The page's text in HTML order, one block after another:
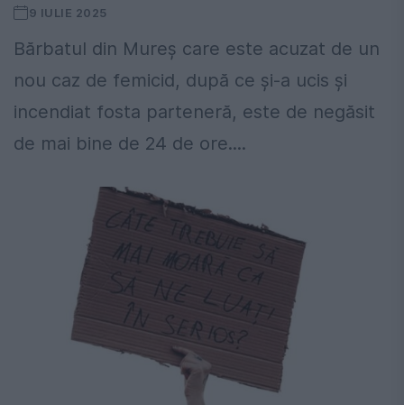
9 IULIE 2025
Bărbatul din Mureș care este acuzat de un
nou caz de femicid, după ce și-a ucis și
incendiat fosta parteneră, este de negăsit
de mai bine de 24 de ore....